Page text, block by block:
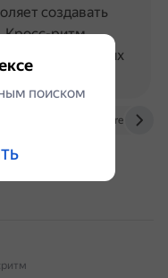
emastered.com
создавать
Кросс-ритм
партиях
поиском